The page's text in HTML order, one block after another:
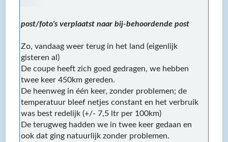
post/foto's verplaatst naar bij-behoordende post
Zo, vandaag weer terug in het land (eigenlijk
gisteren al)
De coupe heeft zich goed gedragen, we hebben
twee keer 450km gereden.
De heenweg in één keer, zonder problemen; de
temperatuur bleef netjes constant en het verbruik
was best redelijk (+/- 7,5 ltr per 100km)
De terugweg hadden we in twee keer gedaan en
ook dat ging natuurlijk zonder problemen.